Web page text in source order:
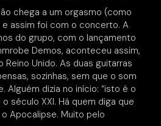
chega a um orgasmo (como
assim foi com o concerto. A
do grupo, com o lançamento
Demos, aconteceu assim,
Unido. As duas guitarras
sozinhas, sem que o som
Alguém dizia no início: “isto é o
o século XXI. Há quem diga que
Apocalipse. Muito pelo